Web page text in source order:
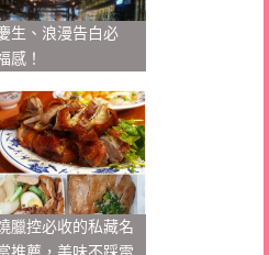
生、浪漫告白必
感！
臘控必收的私藏名